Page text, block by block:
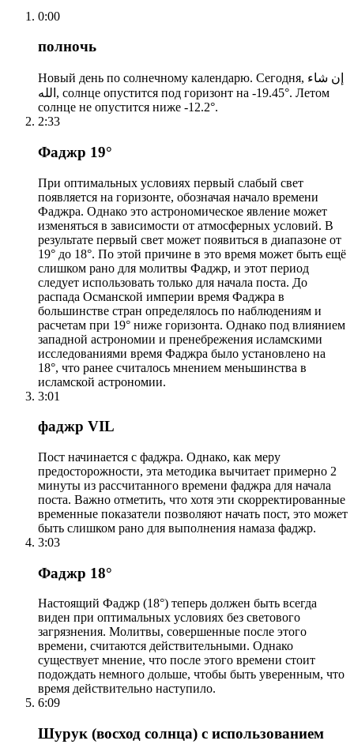
0:00
полночь
Новый день по солнечному календарю. Сегодня, إن شاء
الله, солнце опустится под горизонт на -19.45°. Летом
солнце не опустится ниже -12.2°.
2:33
Фаджр 19°
При оптимальных условиях первый слабый свет
появляется на горизонте, обозначая начало времени
Фаджра. Однако это астрономическое явление может
изменяться в зависимости от атмосферных условий. В
результате первый свет может появиться в диапазоне от
19° до 18°. По этой причине в это время может быть ещё
слишком рано для молитвы Фаджр, и этот период
следует использовать только для начала поста. До
распада Османской империи время Фаджра в
большинстве стран определялось по наблюдениям и
расчетам при 19° ниже горизонта. Однако под влиянием
западной астрономии и пренебрежения исламскими
исследованиями время Фаджра было установлено на
18°, что ранее считалось мнением меньшинства в
исламской астрономии.
3:01
фаджр VIL
Пост начинается с фаджра. Однако, как меру
предосторожности, эта методика вычитает примерно 2
минуты из рассчитанного времени фаджра для начала
поста. Важно отметить, что хотя эти скорректированные
временные показатели позволяют начать пост, это может
быть слишком рано для выполнения намаза фаджр.
3:03
Фаджр 18°
Настоящий Фаджр (18°) теперь должен быть всегда
виден при оптимальных условиях без светового
загрязнения. Молитвы, совершенные после этого
времени, считаются действительными. Однако
существует мнение, что после этого времени стоит
подождать немного дольше, чтобы быть уверенным, что
время действительно наступило.
6:09
Шурук (восход солнца) с использованием